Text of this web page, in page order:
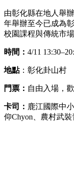
由彰化縣在地人舉
年舉辦至今已成為
校園課程與傳統市
時間： 4/11
地點：彰化卦山村
門票： 自由入場，
卡司： 鹿江國際中
仰Chyon、農村武